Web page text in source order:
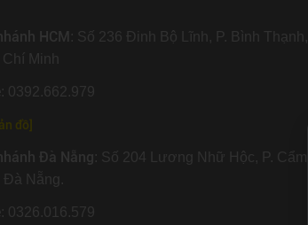
HCM : Số 236 Đinh Bộ Lĩnh, P. Bình Thạnh,
Minh
: 0392.662.979
đồ]
Đà Nẵng: Số 204 Lương Nhữ Hộc, P. Cẩm
Đà Nẵng.
: 0326.016.579